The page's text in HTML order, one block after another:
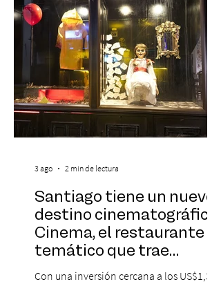
especialmente pa
Santiago tiene un nuevo
destino cinematográfico:
Cinema, el restaurante
temático que trae
Hollywood a Chile
Con una inversión cercana a los US$1,3
3 ago 2 min de lectura